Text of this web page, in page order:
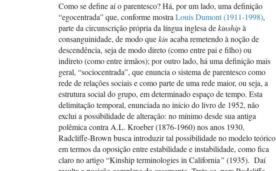
Como se define aí o parentesco? Há, por um lado, uma definição
“egocentrada” que, conforme mostra Louis Dumont (1911-1998),
parte da circunscrição própria da língua inglesa dekinshipà
consanguinidade, de modo quekinacaba remetendo à noção de
descendência, seja de modo direto (como entre pai e filho) ou
indireto (como entre irmãos); por outro lado, há uma definição mais
geral, “sociocentrada”, que enuncia o sistema de parentesco como
rede de relações sociais e como parte de uma rede maior, ou seja, a
estrutura social do grupo, em determinado espaço de tempo. Esta
delimitação temporal, enunciada no início do livro de 1952, não
exclui a possibilidade de alteração: no mínimo desde sua antiga
polêmica contra A.L. Kroeber (1876-1960) nos anos 1930,
Radcliffe-Brown busca introduzir tal possibilidade no modelo teórico
em termos da oposição entre estabilidade e instabilidade, como fica
claro no artigo “Kinship terminologies in California” (1935). Daí